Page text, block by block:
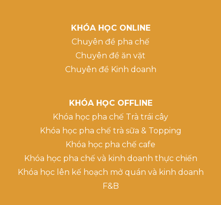
KHÓA HỌC ONLINE
Chuyên đề pha chế
Chuyên đề ăn vặt
Chuyên đề Kinh doanh
KHÓA HỌC OFFLINE
Khóa học pha chế Trà trái cây
Khóa học pha chế trà sữa & Topping
Khóa học pha chế cafe
Khóa học pha chế và kinh doanh thực chiến
Khóa học lên kế hoạch mở quán và kinh doanh
F&B